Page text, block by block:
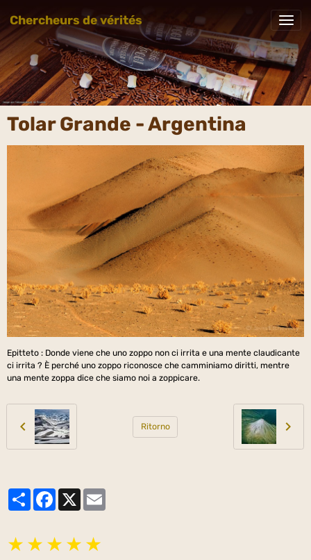
Chercheurs de vérités
Tolar Grande - Argentina
Epitteto : Donde viene che uno zoppo non ci irrita e una mente claudicante
ci irrita ? È perché uno zoppo riconosce che camminiamo diritti, mentre
una mente zoppa dice che siamo noi a zoppicare.
Ritorno
PartagerFacebook
★ ★ ★ ★ ★